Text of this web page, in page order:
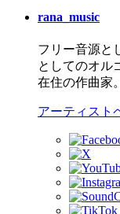
rana_music
フリー音源と
としてのオル
在住の作曲家。
アーティスト